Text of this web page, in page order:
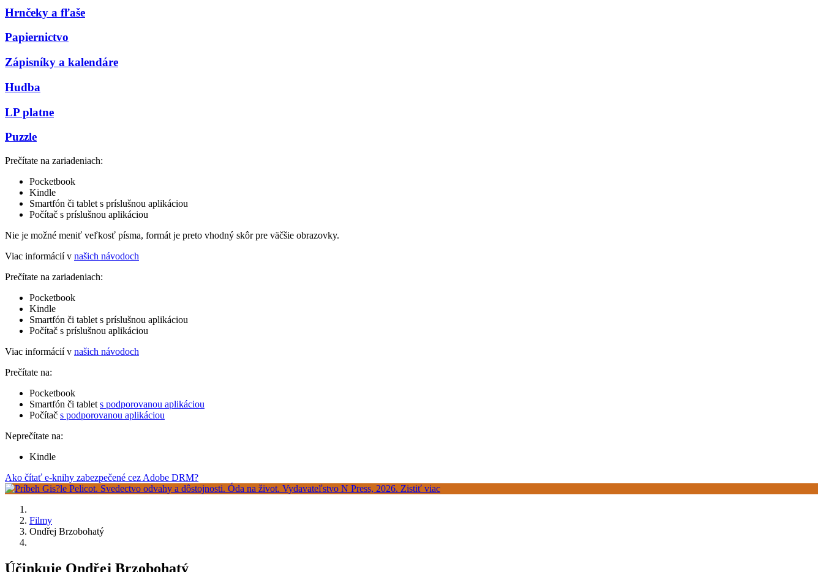
Hrnčeky a fľaše
Papiernictvo
Zápisníky a kalendáre
Hudba
LP platne
Puzzle
Prečítate na zariadeniach:
Pocketbook
Kindle
Smartfón či tablet s príslušnou aplikáciou
Počítač s príslušnou aplikáciou
Nie je možné meniť veľkosť písma, formát je preto vhodný skôr pre väčšie obrazovky.
Viac informácií v našich návodoch
Prečítate na zariadeniach:
Pocketbook
Kindle
Smartfón či tablet s príslušnou aplikáciou
Počítač s príslušnou aplikáciou
Viac informácií v našich návodoch
Prečítate na:
Pocketbook
Smartfón či tablet s podporovanou aplikáciou
Počítač s podporovanou aplikáciou
Neprečítate na:
Kindle
Ako čítať e-knihy zabezpečené cez Adobe DRM?
Filmy
Ondřej Brzobohatý
Účinkuje Ondřej Brzobohatý